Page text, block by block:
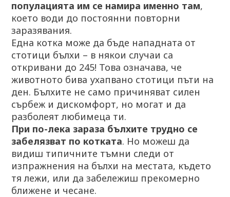
популацията им се намира именно там,
което води до постоянни повторни
заразявания.
Една котка може да бъде нападната от
стотици бълхи – в някои случаи са
откривани до 245! Това означава, че
животното бива ухапвано стотици пъти на
ден. Бълхите не само причиняват силен
сърбеж и дискомфорт, но могат и да
разболеят любимеца ти.
При по-лека зараза бълхите трудно се
забелязват по котката. Но можеш да
видиш типичните тъмни следи от
изпражнения на бълхи на местата, където
тя лежи, или да забележиш прекомерно
ближене и чесане.